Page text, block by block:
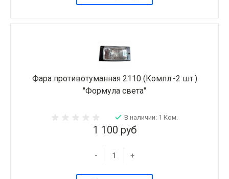
Фара противотуманная 2110 (Компл.-2 шт.)
"Формула света"
В наличии: 1 Ком.
1 100 руб
- +